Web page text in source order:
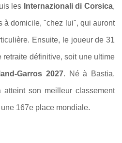
les Internazionali di Corsica,
à domicile, "chez lui", qui auront
Ensuite, le joueur de 31
définitive, soit une ultime
Garros 2027. Né à Bastia,
atteint son meilleur classement
167e place mondiale.